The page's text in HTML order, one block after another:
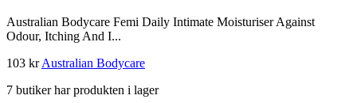
Australian Bodycare Femi Daily Intimate Moisturiser Against
Odour, Itching And I...
103 krAustralian Bodycare
7 butiker har produkten i lager